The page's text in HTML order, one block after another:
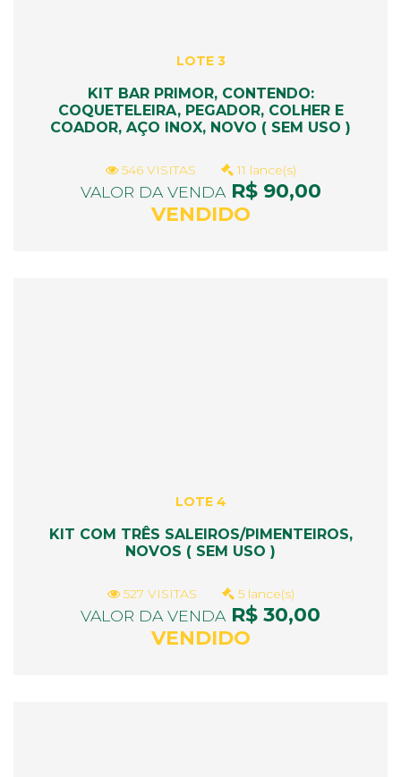
LOTE 3
KIT BAR PRIMOR, CONTENDO:
COQUETELEIRA, PEGADOR, COLHER E
COADOR, AÇO INOX, NOVO ( SEM USO )
546 VISITAS 11 lance(s)
VALOR DA VENDAR$ 90,00
VENDIDO
LOTE 4
KIT COM TRÊS SALEIROS/PIMENTEIROS,
NOVOS ( SEM USO )
527 VISITAS 5 lance(s)
VALOR DA VENDAR$ 30,00
VENDIDO